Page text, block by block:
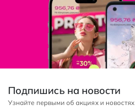
Подпишись на новости
Узнайте первыми об акциях и новостях